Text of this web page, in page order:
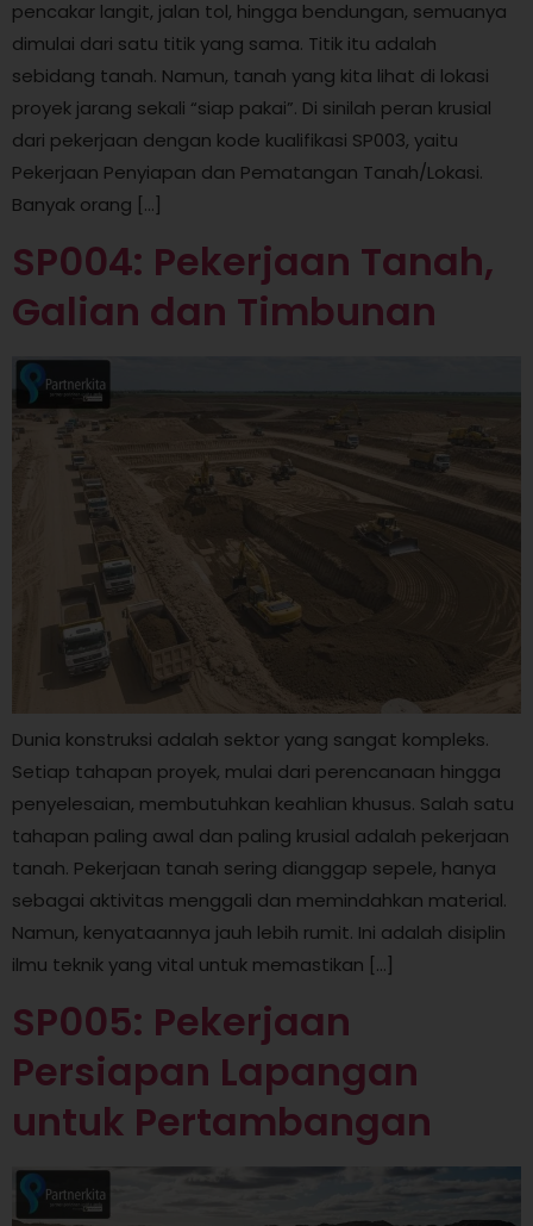
pencakar langit, jalan tol, hingga bendungan, semuanya
dimulai dari satu titik yang sama. Titik itu adalah
sebidang tanah. Namun, tanah yang kita lihat di lokasi
proyek jarang sekali “siap pakai”. Di sinilah peran krusial
dari pekerjaan dengan kode kualifikasi SP003, yaitu
Pekerjaan Penyiapan dan Pematangan Tanah/Lokasi.
Banyak orang […]
SP004: Pekerjaan Tanah,
Galian dan Timbunan
Dunia konstruksi adalah sektor yang sangat kompleks.
Setiap tahapan proyek, mulai dari perencanaan hingga
penyelesaian, membutuhkan keahlian khusus. Salah satu
tahapan paling awal dan paling krusial adalah pekerjaan
tanah. Pekerjaan tanah sering dianggap sepele, hanya
sebagai aktivitas menggali dan memindahkan material.
Namun, kenyataannya jauh lebih rumit. Ini adalah disiplin
ilmu teknik yang vital untuk memastikan […]
SP005: Pekerjaan
Persiapan Lapangan
untuk Pertambangan